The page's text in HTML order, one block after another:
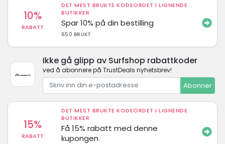
10%
RABATT
DET MEST BRUKTE KODEORDET I LIGNENDE
BUTIKKER
Spar 10% på din bestilling
650 BRUKT
Ikke gå glipp av Surfshop rabattkoder
ved å abonnere på TrustDeals nyhetsbrev!
Abonner
15%
RABATT
DET MEST BRUKTE KODEORDET I LIGNENDE
BUTIKKER
Få 15% rabatt med denne
kupongen